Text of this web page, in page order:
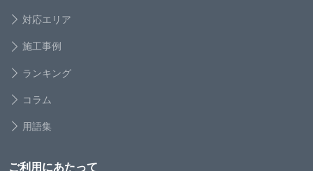
対応エリア
施工事例
ランキング
コラム
用語集
ご利用にあたって